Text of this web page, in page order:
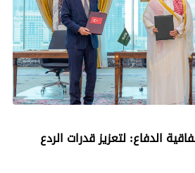
الدفاع: لتعزيز قدرات الردع